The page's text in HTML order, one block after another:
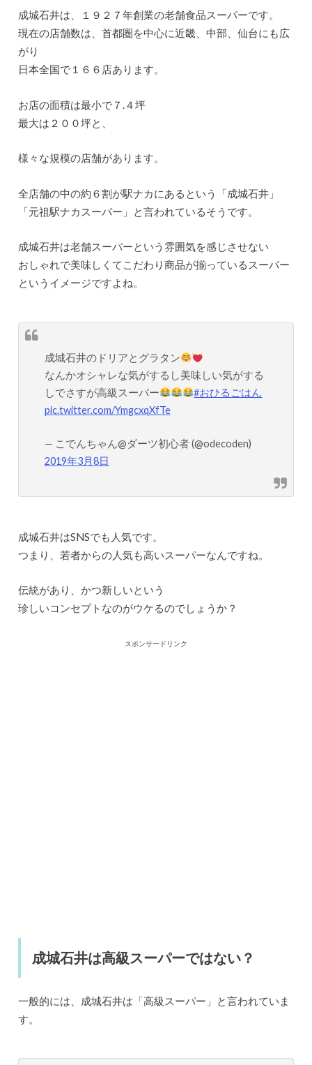
成城石井は、１９２７年創業の老舗食品スーパーです。
現在の店舗数は、首都圏を中心に近畿、中部、仙台にも広
がり
日本全国で１６６店あります。
お店の面積は最小で７.４坪
最大は２００坪と、
様々な規模の店舗があります。
全店舗の中の約６割が駅ナカにあるという「成城石井」
「元祖駅ナカスーパー」と言われているそうです。
成城石井は老舗スーパーという雰囲気を感じさせない
おしゃれで美味しくてこだわり商品が揃っているスーパー
というイメージですよね。
成城石井のドリアとグラタン
なんかオシャレな気がするし美味しい気がする
しでさすが高級スーパー
#おひるごはん
pic.twitter.com/YmgcxqXfTe
— こでんちゃん@ダーツ初心者 (@odecoden)
2019年3月8日
成城石井はSNSでも人気です。
つまり、若者からの人気も高いスーパーなんですね。
伝統があり、かつ新しいという
珍しいコンセプトなのがウケるのでしょうか？
スポンサードリンク
成城石井は高級スーパーではない？
一般的には、成城石井は「高級スーパー」と言われていま
す。